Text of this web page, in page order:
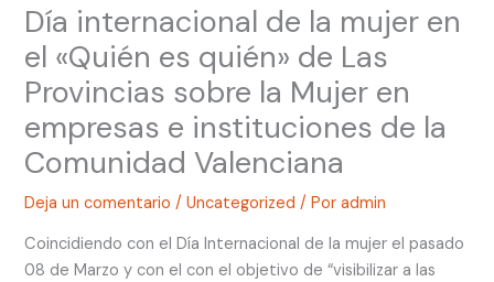
Día internacional de la mujer en
el «Quién es quién» de Las
Provincias sobre la Mujer en
empresas e instituciones de la
Comunidad Valenciana
Deja un comentario /Uncategorized / Poradmin
Coincidiendo con el Día Internacional de la mujer el pasado
08 de Marzo y con el con el objetivo de “visibilizar a las